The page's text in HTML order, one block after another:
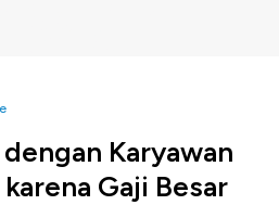
Karyawan
Gaji Besar